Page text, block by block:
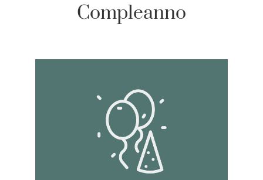
Compleanno